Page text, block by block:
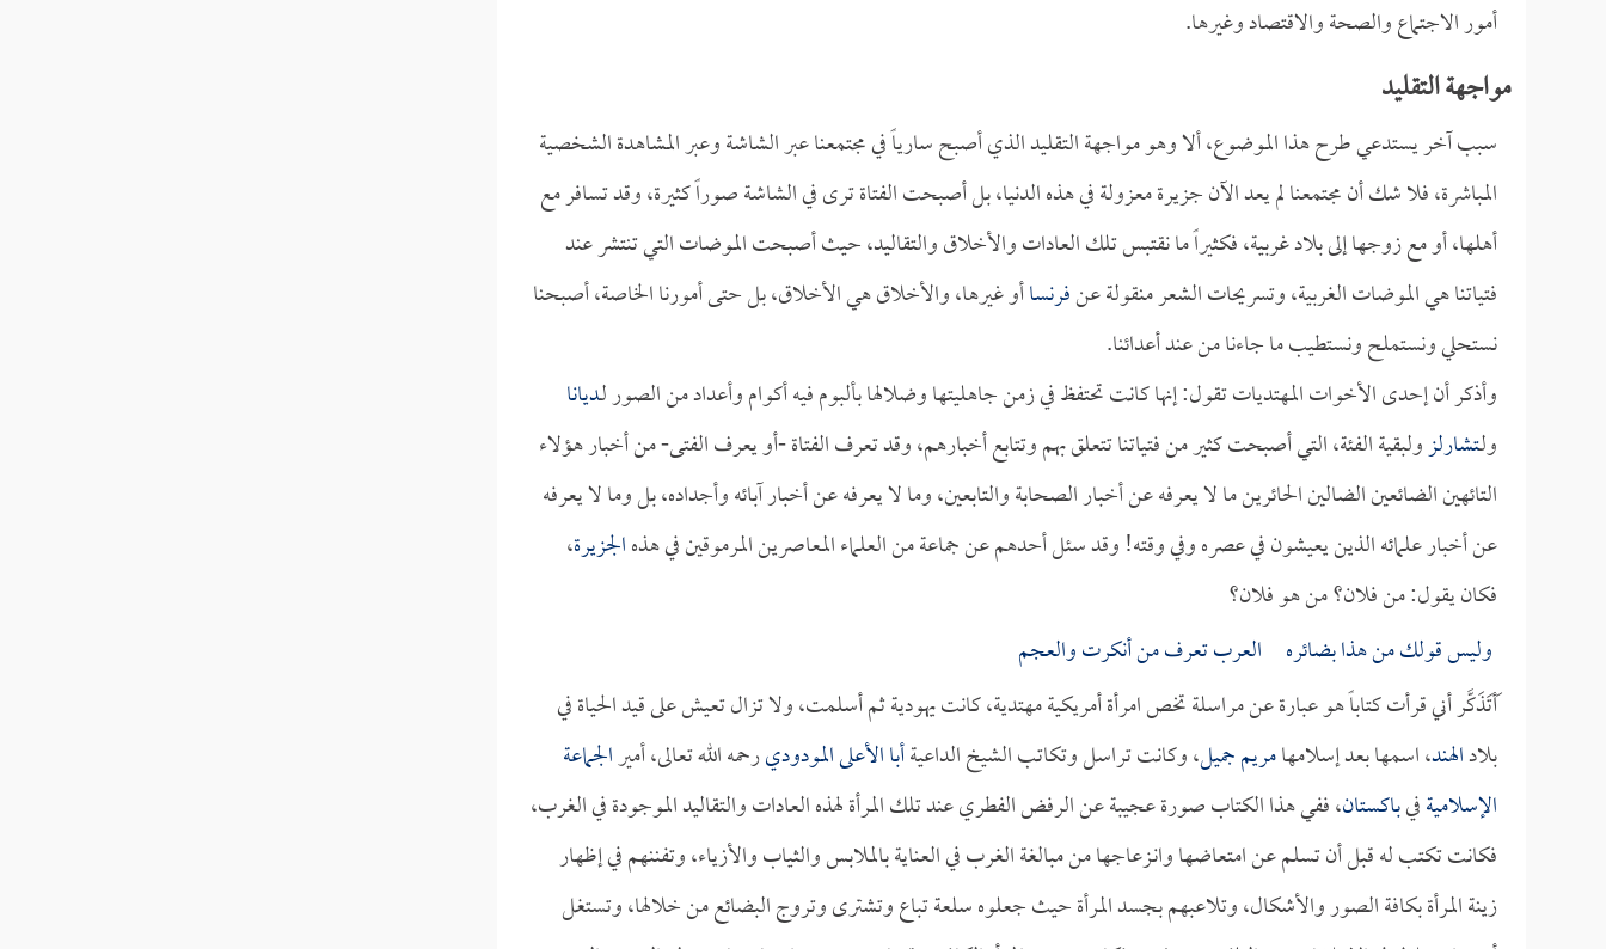
أمور الاجتماع والصحة والاقتصاد وغيرها.
مواجهة التقليد
سبب آخر يستدعي طرح هذا الموضوع، ألا وهو مواجهة التقليد الذي أصبح سارياً في مجتمعنا عبر الشاشة وعبر المشاهدة الشخصية
المباشرة، فلا شك أن مجتمعنا لم يعد الآن جزيرة معزولة في هذه الدنيا، بل أصبحت الفتاة ترى في الشاشة صوراً كثيرة، وقد تسافر مع
أهلها، أو مع زوجها إلى بلاد غربية، فكثيراً ما نقتبس تلك العادات والأخلاق والتقاليد، حيث أصبحت الموضات التي تنتشر عند
فتياتنا هي الموضات الغربية، وتسريحات الشعر منقولة عنفرنساأو غيرها، والأخلاق هي الأخلاق، بل حتى أمورنا الخاصة، أصبحنا
نستحلي ونستملح ونستطيب ما جاءنا من عند أعدائنا.
وأذكر أن إحدى الأخوات المهتديات تقول: إنها كانت تحتفظ في زمن جاهليتها وضلالها بألبوم فيه أكوام وأعداد من الصور لـديانا
ولـتشارلزولبقية الفئة، التي أصبحت كثير من فتياتنا تتعلق بهم وتتابع أخبارهم، وقد تعرف الفتاة -أو يعرف الفتى- من أخبار هؤلاء
التائهين الضائعين الضالين الحائرين ما لا يعرفه عن أخبار الصحابة والتابعين، وما لا يعرفه عن أخبار آبائه وأجداده، بل وما لا يعرفه
عن أخبار علمائه الذين يعيشون في عصره وفي وقته! وقد سئل أحدهم عن جماعة من العلماء المعاصرين المرموقين في هذهالجزيرة،
فكان يقول: من فلان؟ من هو فلان؟
وليس قولك من هذا بضائره العرب تعرف من أنكرت والعجم
َأتَذَكَّر أني قرأت كتاباً هو عبارة عن مراسلة تخص امرأة أمريكية مهتدية، كانت يهودية ثم أسلمت، ولا تزال تعيش على قيد الحياة في
بلادالهند، اسمها بعد إسلامهامريم جميل، وكانت تراسل وتكاتب الشيخ الداعيةأبا الأعلى المودوديرحمه الله تعالى، أميرالجماعة
الإسلاميةفيباكستان، ففي هذا الكتاب صورة عجيبة عن الرفض الفطري عند تلك المرأة لهذه العادات والتقاليد الموجودة في الغرب،
فكانت تكتب له قبل أن تسلم عن امتعاضها وانـزعاجها من مبالغة الغرب في العناية بالملابس والثياب والأزياء، وتفننهم في إظهار
زينة المرأة بكافة الصور والأشكال، وتلاعبهم بجسد المرأة حيث جعلوه سلعة تباع وتشترى وتروج البضائع من خلالها، وتستغل